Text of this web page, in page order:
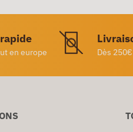
en europe Dès